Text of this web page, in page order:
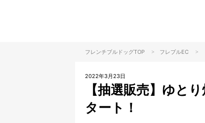
フレンチブルドッグTOP > フレブルEC >
2022年3月23日
【抽選販売】ゆと
タート！